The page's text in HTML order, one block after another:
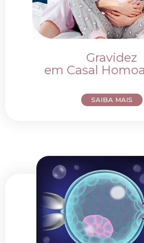
Gravidez
em Casal
SAIBA MAIS